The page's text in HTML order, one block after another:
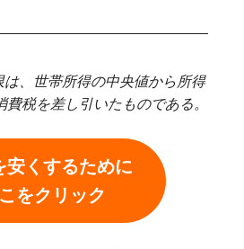
、世帯所得の中央値から所得
税を差し引いたものである。
安くするために
をクリック